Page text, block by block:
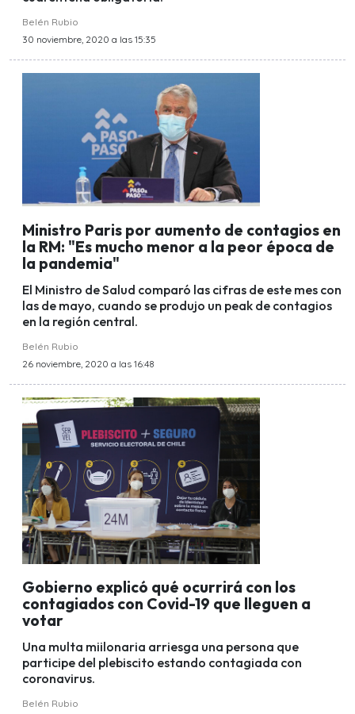
Belén Rubio
30 noviembre, 2020 a las 15:35
Ministro Paris por aumento de contagios en
la RM: "Es mucho menor a la peor época de
la pandemia"
El Ministro de Salud comparó las cifras de este mes con
las de mayo, cuando se produjo un peak de contagios
en la región central.
Belén Rubio
26 noviembre, 2020 a las 16:48
Gobierno explicó qué ocurrirá con los
contagiados con Covid-19 que lleguen a
votar
Una multa miilonaria arriesga una persona que
participe del plebiscito estando contagiada con
coronavirus.
Belén Rubio